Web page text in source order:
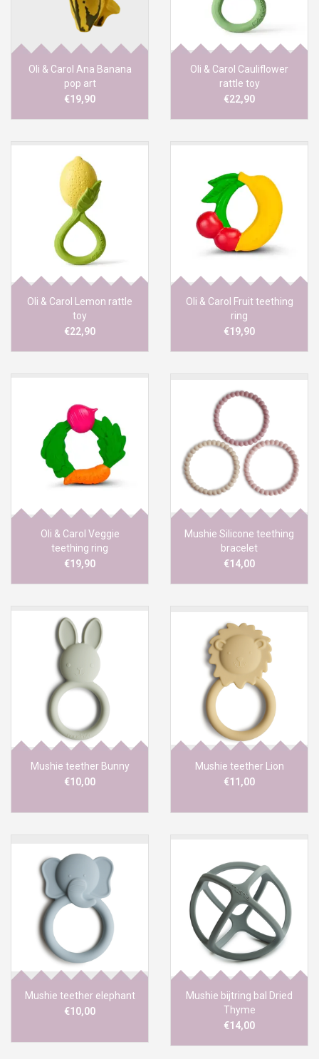
Oli & Carol Ana Banana
pop art
€19,90
Oli & Carol Cauliflower
rattle toy
€22,90
Oli & Carol Lemon rattle
toy
€22,90
Oli & Carol Fruit teething
ring
€19,90
Oli & Carol Veggie
teething ring
€19,90
Mushie Silicone teething
bracelet
Linen/Peony/Pale pink
€14,00
Mushie teether Bunny
€10,00
Mushie teether Lion
€11,00
Mushie teether elephant
€10,00
Mushie bijtring bal Dried
Thyme
€14,00